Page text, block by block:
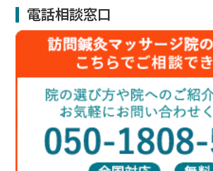
電話相談窓口